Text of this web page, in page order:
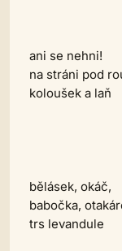
ani se nehni!
na stráni pod
koloušek a laň
bělásek, okáč,
babočka,
trs levandule